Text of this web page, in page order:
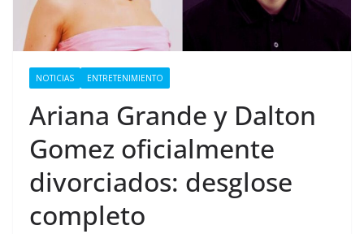
NOTICIAS ENTRETENIMIENTO
Ariana Grande y Dalton
Gomez oficialmente
divorciados: desglose
completo